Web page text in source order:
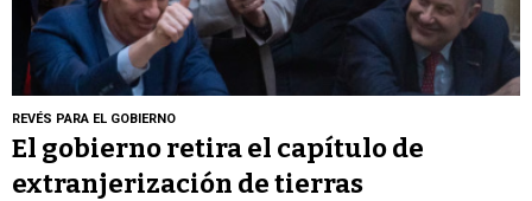
REVÉS PARA EL GOBIERNO
El gobierno retira el capítulo de
extranjerización de tierras